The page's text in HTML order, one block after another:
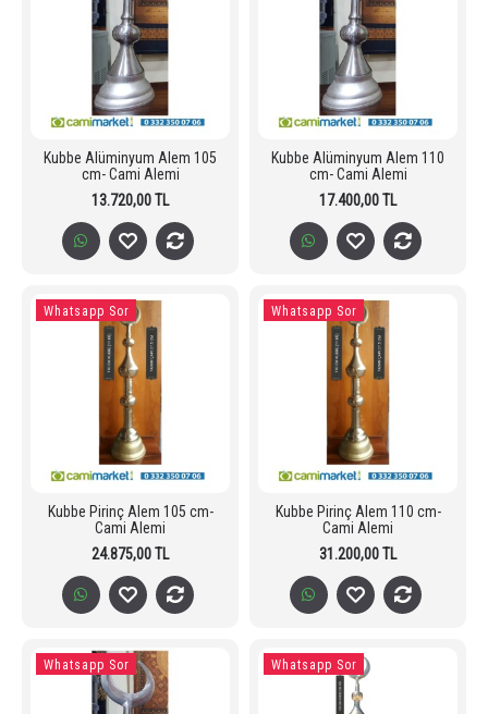
Kubbe Alüminyum Alem 105
cm- Cami Alemi
13.720,00 TL
Kubbe Alüminyum Alem 110
cm- Cami Alemi
17.400,00 TL
Whatsapp Sor
Kubbe Pirinç Alem 105 cm-
Cami Alemi
24.875,00 TL
Whatsapp Sor
Kubbe Pirinç Alem 110 cm-
Cami Alemi
31.200,00 TL
Whatsapp Sor Whatsapp Sor